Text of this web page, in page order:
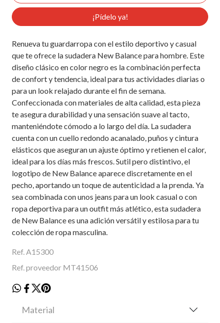
¡Pídelo ya!
Renueva tu guardarropa con el estilo deportivo y casual
que te ofrece la sudadera New Balance para hombre. Este
diseño clásico en color negro es la combinación perfecta
de confort y tendencia, ideal para tus actividades diarias o
para un look relajado durante el fin de semana.
Confeccionada con materiales de alta calidad, esta pieza
te asegura durabilidad y una sensación suave al tacto,
manteniéndote cómodo a lo largo del día. La sudadera
cuenta con un cuello redondo acanalado, puños y cintura
elásticos que aseguran un ajuste óptimo y retienen el calor,
ideal para los días más frescos. Sutil pero distintivo, el
logotipo de New Balance aparece discretamente en el
pecho, aportando un toque de autenticidad a la prenda. Ya
sea combinada con unos jeans para un look casual o con
ropa deportiva para un outfit más atlético, esta sudadera
de New Balance es una adición versátil y estilosa para tu
colección de ropa masculina.
Ref. A15300
Ref. proveedor MT41506
Material